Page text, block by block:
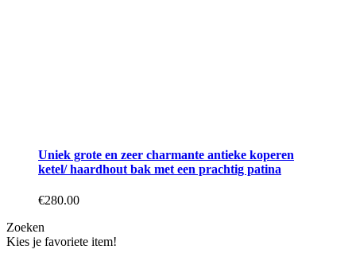
Uniek grote en zeer charmante antieke koperen
ketel/ haardhout bak met een prachtig patina
€280.00
Zoeken
Kies je favoriete item!